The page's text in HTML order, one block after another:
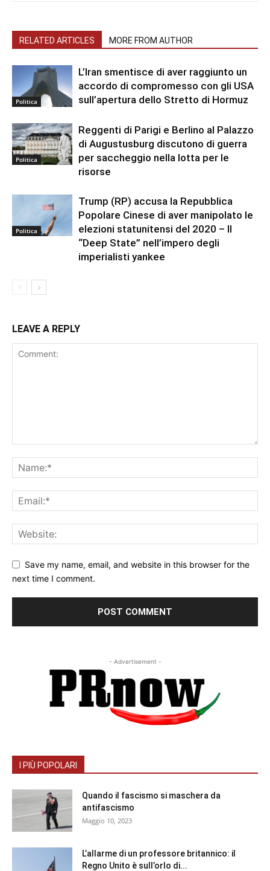
RELATED ARTICLES MORE FROM AUTHOR
Politica
L’Iran smentisce di aver raggiunto un
accordo di compromesso con gli USA
sull’apertura dello Stretto di Hormuz
Politica
Reggenti di Parigi e Berlino al Palazzo
di Augustusburg discutono di guerra
per saccheggio nella lotta per le
risorse
Politica
Trump (RP) accusa la Repubblica
Popolare Cinese di aver manipolato le
elezioni statunitensi del 2020 – Il
“Deep State” nell’impero degli
imperialisti yankee
LEAVE A REPLY
Save my name, email, and website in this browser for the
next time I comment.
- Advertisement -
I PIÙ POPOLARI
Quando il fascismo si maschera da
antifascismo
Maggio 10, 2023
L’allarme di un professore britannico: il
Regno Unito è sull’orlo di...